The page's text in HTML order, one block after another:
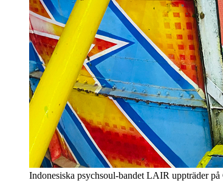
Indonesiska psychsoul-bandet LAIR uppträder